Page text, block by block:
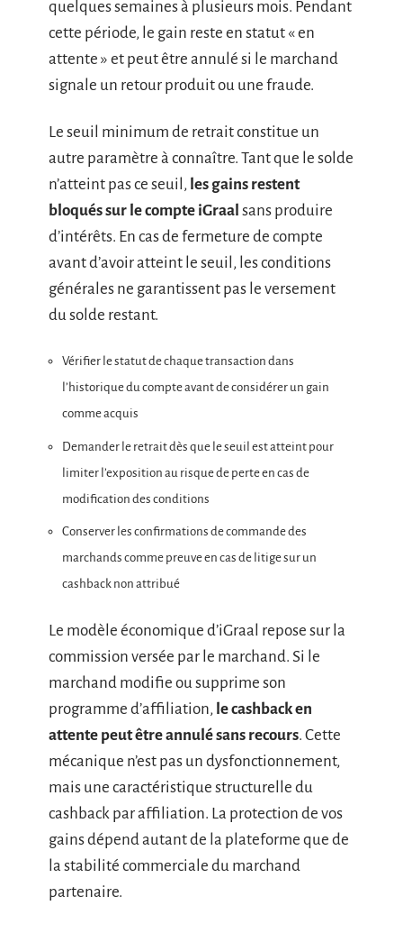
quelques semaines à plusieurs mois. Pendant
cette période, le gain reste en statut « en
attente » et peut être annulé si le marchand
signale un retour produit ou une fraude.
Le seuil minimum de retrait constitue un
autre paramètre à connaître. Tant que le solde
n’atteint pas ce seuil, les gains restent
bloqués sur le compte iGraal sans produire
d’intérêts. En cas de fermeture de compte
avant d’avoir atteint le seuil, les conditions
générales ne garantissent pas le versement
du solde restant.
Vérifier le statut de chaque transaction dans
l’historique du compte avant de considérer un gain
comme acquis
Demander le retrait dès que le seuil est atteint pour
limiter l’exposition au risque de perte en cas de
modification des conditions
Conserver les confirmations de commande des
marchands comme preuve en cas de litige sur un
cashback non attribué
Le modèle économique d’iGraal repose sur la
commission versée par le marchand. Si le
marchand modifie ou supprime son
programme d’affiliation, le cashback en
attente peut être annulé sans recours. Cette
mécanique n’est pas un dysfonctionnement,
mais une caractéristique structurelle du
cashback par affiliation. La protection de vos
gains dépend autant de la plateforme que de
la stabilité commerciale du marchand
partenaire.